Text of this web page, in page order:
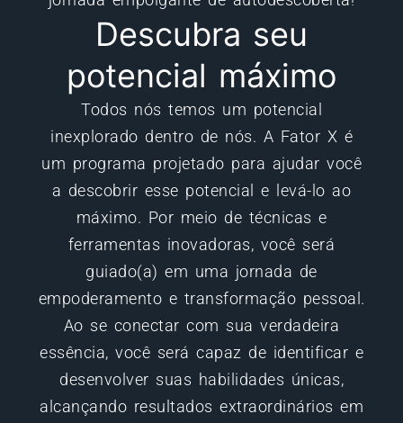
Descubra seu
potencial máximo
Todos nós temos um potencial
inexplorado dentro de nós. A Fator X é
um programa projetado para ajudar você
a descobrir esse potencial e levá-lo ao
máximo. Por meio de técnicas e
ferramentas inovadoras, você será
guiado(a) em uma jornada de
empoderamento e transformação pessoal.
Ao se conectar com sua verdadeira
essência, você será capaz de identificar e
desenvolver suas habilidades únicas,
alcançando resultados extraordinários em